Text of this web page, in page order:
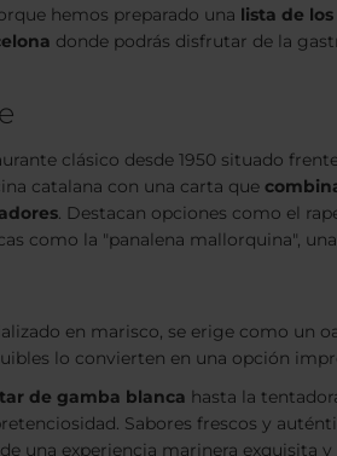
hemos preparado una lista de
donde podrás disfrutar de la
clásico desde 1950 situado
catalana con una carta que
. Destacan opciones como el
como la "panalena mallorquina",
en marisco, se erige como un
lo convierten en una opción
de gamba blanca hasta la
Sabores frescos y
una experiencia marinera exquisita